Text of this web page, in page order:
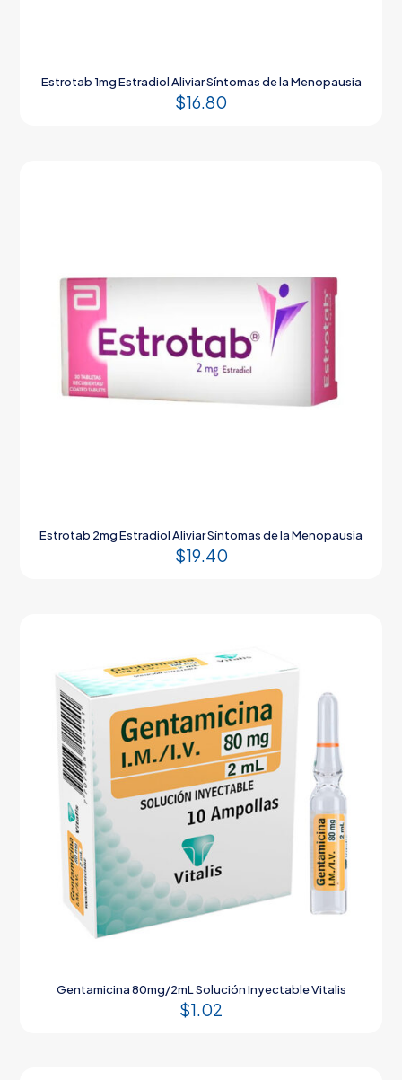
Estrotab 1mg Estradiol Aliviar Síntomas de la Menopausia
$16.80
Estrotab 2mg Estradiol Aliviar Síntomas de la Menopausia
$19.40
Gentamicina 80mg/2mL Solución Inyectable Vitalis
$1.02